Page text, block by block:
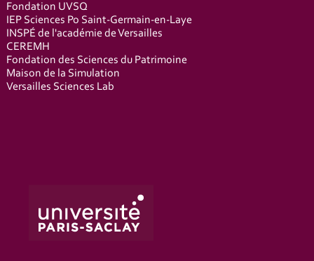
Fondation UVSQ
IEP Sciences Po Saint-Germain-en-Laye
INSPÉ de l'académie de Versailles
CEREMH
Fondation des Sciences du Patrimoine
Maison de la Simulation
Versailles Sciences Lab